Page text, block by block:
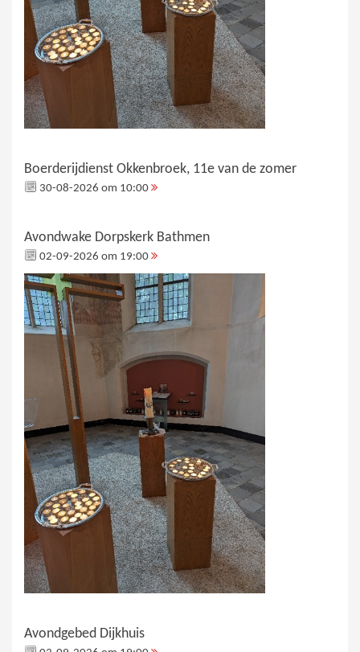
Boerderijdienst Okkenbroek, 11e van de zomer
30-08-2026 om 10:00
Avondwake Dorpskerk Bathmen
02-09-2026 om 19:00
Avondgebed Dijkhuis